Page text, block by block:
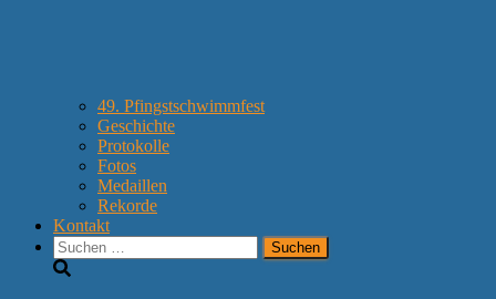
49. Pfingstschwimmfest
Geschichte
Protokolle
Fotos
Medaillen
Rekorde
Kontakt
Suchen
nach: